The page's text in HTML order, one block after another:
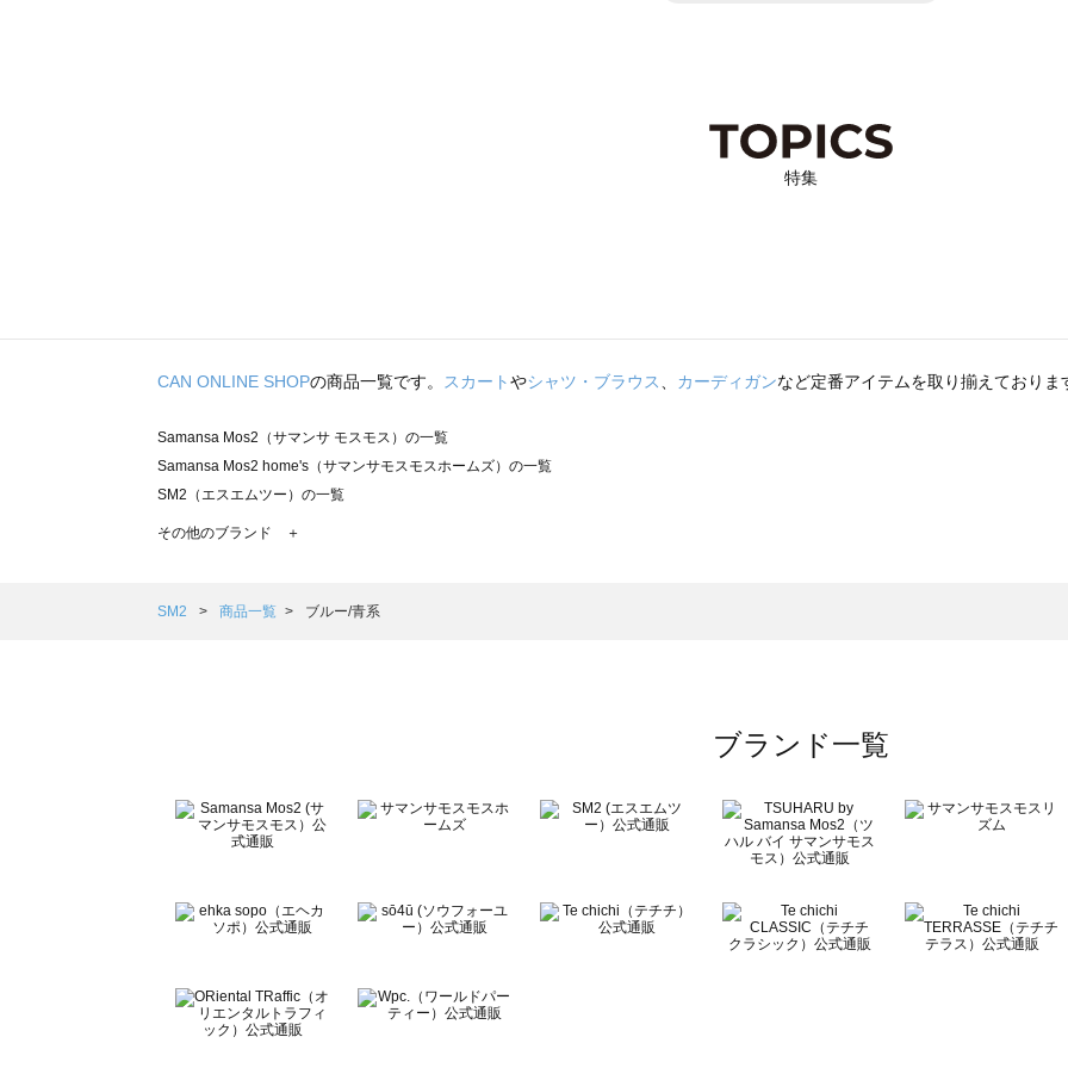
特集
CAN ONLINE SHOPの商品一覧です。 スカートやシャツ・ブラウス、 カーディガンなど定番アイテムを取り揃えておりま
Samansa Mos2（サマンサ モスモス）の一覧
Samansa Mos2 home's（サマンサモスモスホームズ）の一覧
SM2（エスエムツー）の一覧
TSUHARU by Samansa Mos2（ツハルバイサマンサモスモス）の一覧
Samansa Mos2 Lagom（サマンサモスモス ラーゴム）の一覧
BETTY'S BLUE（べティーズブルー）の一覧
Wpc.（ワールドパーティー）の一覧
その他のブランド ＋
SM2 商品一覧 ブルー/青系
ブランド一覧